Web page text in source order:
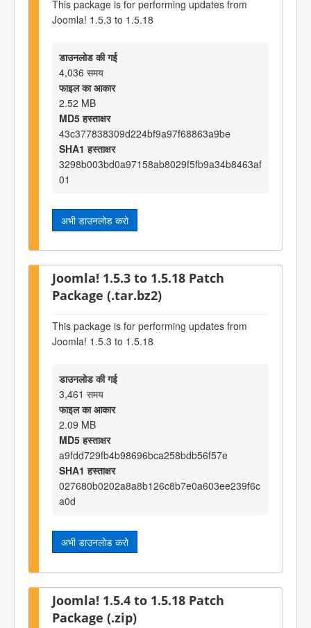
This package is for performing updates from
Joomla! 1.5.3 to 1.5.18
डाउनलोड की गई
4,036 समय
फाइल का आकार
2.52 MB
MD5 हस्ताक्षर
43c377838309d224bf9a97f68863a9be
SHA1 हस्ताक्षर
3298b003bd0a97158ab8029f5fb9a34b8463af
01
अभी डाउनलोड करो
Joomla! 1.5.3 to 1.5.18 Patch
Package (.tar.bz2)
This package is for performing updates from
Joomla! 1.5.3 to 1.5.18
डाउनलोड की गई
3,461 समय
फाइल का आकार
2.09 MB
MD5 हस्ताक्षर
a9fdd729fb4b98696bca258bdb56f57e
SHA1 हस्ताक्षर
027680b0202a8a8b126c8b7e0a603ee239f6c
a0d
अभी डाउनलोड करो
Joomla! 1.5.4 to 1.5.18 Patch
Package (.zip)